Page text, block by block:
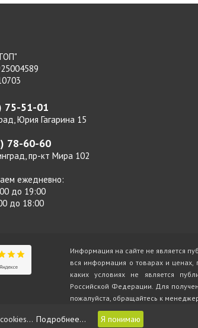
75-51-01
Юрия Гагарина 15
78-60-60
пр-кт Мира 102
ежедневно:
до 19:00
до 18:00
Информация на сайте не является
вся информация о товарах и
каких условиях не является
Российской Федерации. Для
пожалуйста, обращайтесь к
Подробнее... Я понимаю